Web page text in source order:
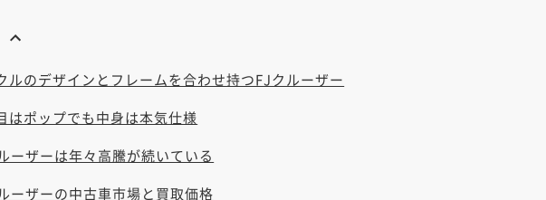
ルのデザインとフレームを合わせ持つFJクルーザー
はポップでも中身は本気仕様
ーザーは年々高騰が続いている
ーザーの中古車市場と買取価格